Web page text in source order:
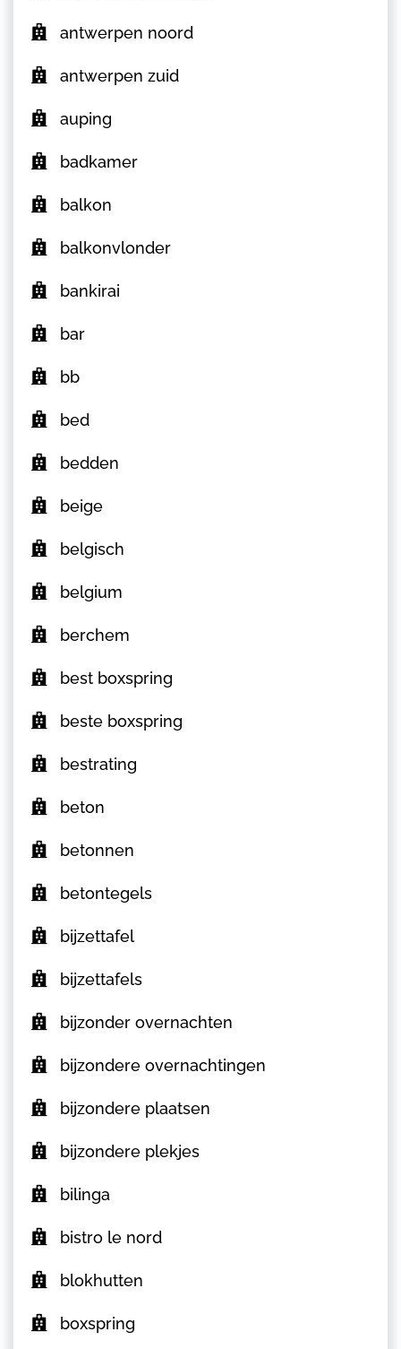
antwerpen noord
antwerpen zuid
auping
badkamer
balkon
balkonvlonder
bankirai
bar
bb
bed
bedden
beige
belgisch
belgium
berchem
best boxspring
beste boxspring
bestrating
beton
betonnen
betontegels
bijzettafel
bijzettafels
bijzonder overnachten
bijzondere overnachtingen
bijzondere plaatsen
bijzondere plekjes
bilinga
bistro le nord
blokhutten
boxspring